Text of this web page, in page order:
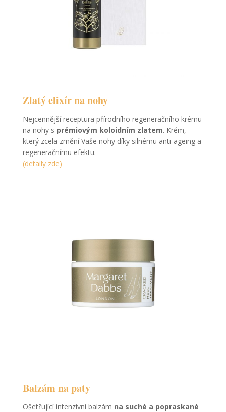
Zlatý elixír na nohy
Nejcennější receptura přírodního regeneračního krému
na nohy s prémiovým koloidním zlatem. Krém,
který zcela změní Vaše nohy díky silnému anti-ageing a
regeneračnímu efektu.
(detaily zde)
Balzám na paty
Ošetřující intenzivní balzám na suché a popraskané